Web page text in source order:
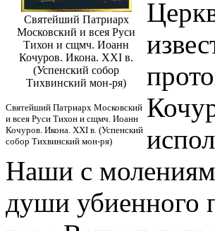
Святейший Патриарх
Московский и всея Руси
Тихон и сщмч. Иоанн
Кочуров. Икона. XXI в.
(Успенский собор
Тихвинский мон-ря)
Святейший Патриарх Московский
и всея Руси Тихон и сщмч. Иоанн
Кочуров. Икона. XXI в. (Успенский
собор Тихвинский мон-ря)
Наши с
души убиенного